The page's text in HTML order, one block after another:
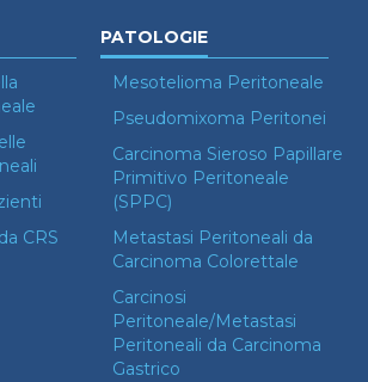
CRS
PATOLOGIE
Mesotelioma Peritoneale
Pseudomixoma Peritonei
Carcinoma Sieroso Papillare
Primitivo Peritoneale
(SPPC)
Metastasi Peritoneali da
Carcinoma Colorettale
Carcinosi
Peritoneale/Metastasi
Peritoneali da Carcinoma
Gastrico